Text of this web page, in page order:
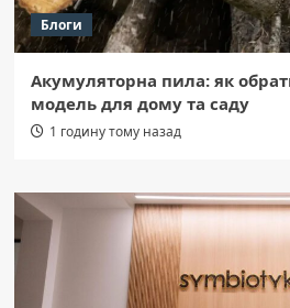
Блоги
Акумуляторна пила: як
модель для дому та саду
1 годину тому назад